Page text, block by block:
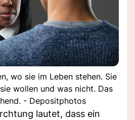
wo sie im Leben stehen. Sie
wollen und was nicht. Das
- Depositphotos
lautet, dass ein